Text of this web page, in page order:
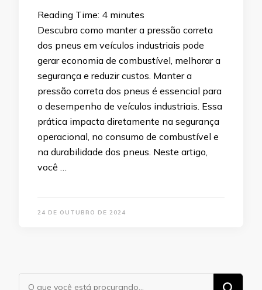
Reading Time: 4 minutes
Descubra como manter a pressão correta
dos pneus em veículos industriais pode
gerar economia de combustível, melhorar a
segurança e reduzir custos. Manter a
pressão correta dos pneus é essencial para
o desempenho de veículos industriais. Essa
prática impacta diretamente na segurança
operacional, no consumo de combustível e
na durabilidade dos pneus. Neste artigo,
você …
24 DE OUTUBRO DE 2024
Procurando